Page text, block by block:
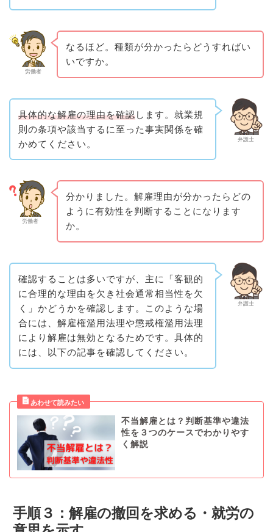
労働者
なるほど。種類が分かったらどうすればい
いですか。
弁護士
具体的な解雇の理由を確認します。就業規
則の条項や該当するに至った事実関係を確
かめてください。
労働者
分かりました。解雇理由が分かったらどの
ように有効性を判断することになります
か。
弁護士
確認することは多いですが、主に「客観的
に合理的な理由を欠き社会通常相当性を欠
く」かどうかを確認します。このような場
合には、解雇権濫用法理や懲戒権濫用法理
により解雇は無効となるためです。具体的
には、以下の記事を確認してください。
不当解雇とは？判断基準や違法
性を３つのケースでわかりやす
く解説
手順３：解雇の撤回を求める・就労の